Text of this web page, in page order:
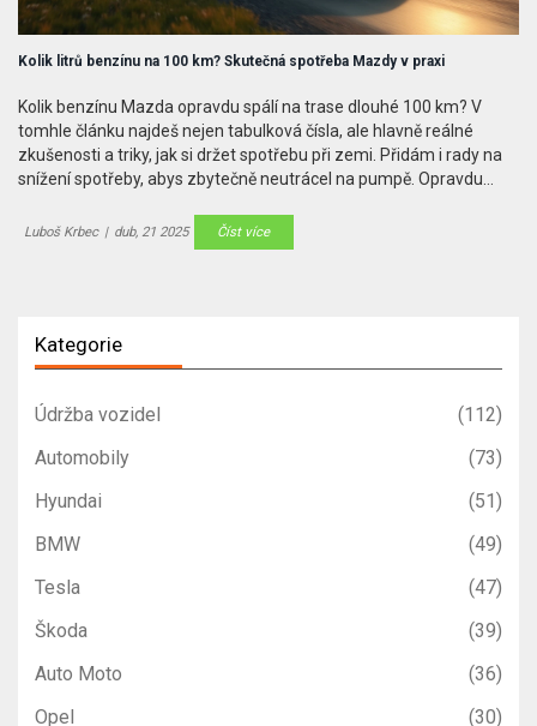
Kolik litrů benzínu na 100 km? Skutečná spotřeba Mazdy v praxi
Kolik benzínu Mazda opravdu spálí na trase dlouhé 100 km? V
tomhle článku najdeš nejen tabulková čísla, ale hlavně reálné
zkušenosti a triky, jak si držet spotřebu při zemi. Přidám i rady na
snížení spotřeby, abys zbytečně neutrácel na pumpě. Opravdu
co si dát pozor, když chceš na jedno natankování dojet co nejdál?
Čekej konkrétní příklady z českých silnic a pár překvapení.
Luboš Krbec | dub, 21 2025 Číst více
Kategorie
Údržba vozidel
(112)
Automobily
(73)
Hyundai
(51)
BMW
(49)
Tesla
(47)
Škoda
(39)
Auto Moto
(36)
Opel
(30)